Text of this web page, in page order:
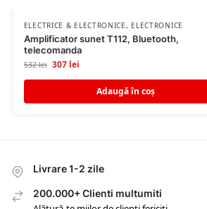
ELECTRICE & ELECTRONICE, ELECTRONICE
Amplificator sunet T112, Bluetooth,
telecomanda
532lei 307 lei
Adaugă în coș
Livrare 1-2 zile
200.000+ Clienti multumiti